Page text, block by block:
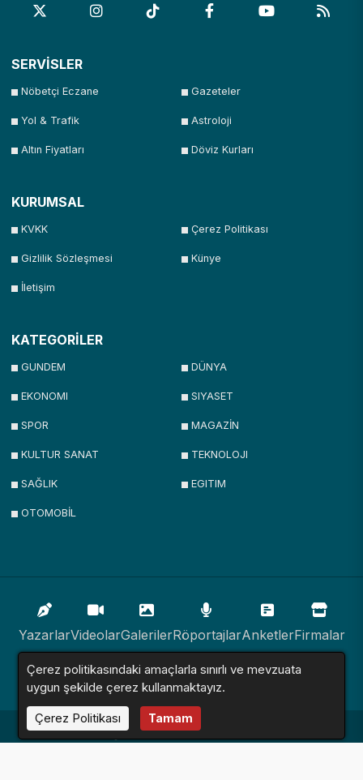
SERVİSLER
Nöbetçi Eczane Gazeteler
Yol & Trafik Astroloji
Altın Fiyatları Döviz Kurları
KURUMSAL
KVKK Çerez Politikası
Gizlilik Sözleşmesi Künye
İletişim
KATEGORİLER
GUNDEM DÜNYA
EKONOMI SIYASET
SPOR MAGAZİN
KULTUR SANAT TEKNOLOJI
SAĞLIK EGITIM
OTOMOBİL
YazarlarVideolarGalerilerRöportajlarAnketlerFirmalar
İlanlarResmi İlanlarSitemap
Haber Sitesi © 2016 - 2024. Tüm Hakları Saklıdır.
Çerez politikasındaki amaçlarla sınırlı ve mevzuata
uygun şekilde çerez kullanmaktayız.
Çerez Politikası
Tamam